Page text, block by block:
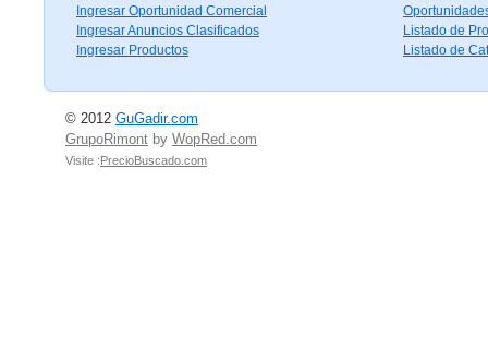
Ingresar Oportunidad Comercial
Ingresar Anuncios Clasificados
Ingresar Productos
Listado de
Listado de
© 2012 GuGadir.com
GrupoRimont by WopRed.com
Visite :PrecioBuscado.com